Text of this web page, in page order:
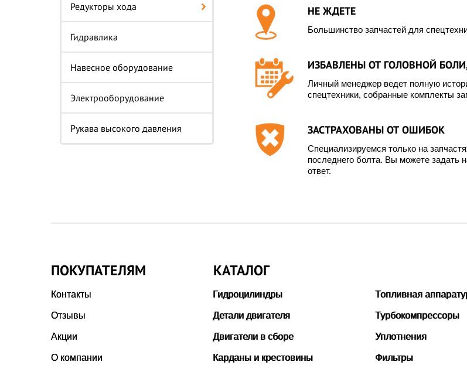
Редукторы хода
Гидравлика
Навесное оборудование
Электрооборудование
Рукава высокого давления
НЕ ЖДЕТЕ
Большинство запчастей для
ИЗБАВЛЕНЫ ОТ ГОЛОВНОЙ
Личный менеджер ведет полную
спецтехники, собранные комплекты
ЗАСТРАХОВАНЫ ОТ ОШИБОК
Специализируемся только на
последнего болта. Вы можете задать
ответ.
ПОКУПАТЕЛЯМ
Контакты
Отзывы
Акции
О компании
КАТАЛОГ
Гидроцилиндры
Детали двигателя
Двигатели в сборе
Карданы и крестовины
Топливная
Турбокомпрессоры
Уплотнения
Фильтры